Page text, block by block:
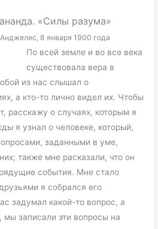
«Силы разума»
8 января 1900 года
По всей земле и во все века
существовала вера в
из нас слышал о
а кто-то лично видел их. Чтобы
расскажу о случаях, которым я
я узнал о человеке, который,
заданными в уме,
также мне расказали, что он
события. Мне стало
я собрался его
задумал какой-то вопрос, а
мы записали эти вопросы на